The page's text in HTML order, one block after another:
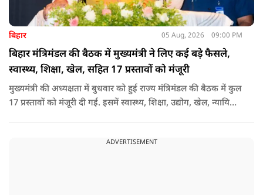
बिहार 05 Aug, 2026 09:00 PM
बिहार मंत्रिमंडल की बैठक में मुख्यमंत्री ने लिए कई बड़े फैसले,
स्वास्थ्य, शिक्षा, खेल, सहित 17 प्रस्तावों को मंजूरी
मुख्यमंत्री की अध्यक्षता में बुधवार को हुई राज्य मंत्रिमंडल की बैठक में कुल
17 प्रस्तावों को मंजूरी दी गई. इसमें स्वास्थ्य, शिक्षा, उद्योग, खेल, न्यायिक
ADVERTISEMENT